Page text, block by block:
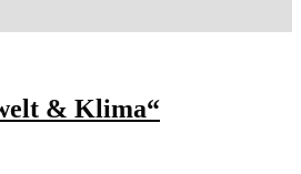
& Klima“